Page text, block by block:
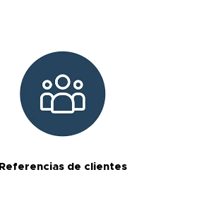
Referencias de clientes